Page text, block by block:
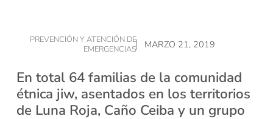
PREVENCIÓN Y ATENCIÓN DE
EMERGENCIAS
MARZO 21, 2019
En total 64 familias de la comunidad
étnica jiw, asentados en los territorios
de Luna Roja, Caño Ceiba y un grupo